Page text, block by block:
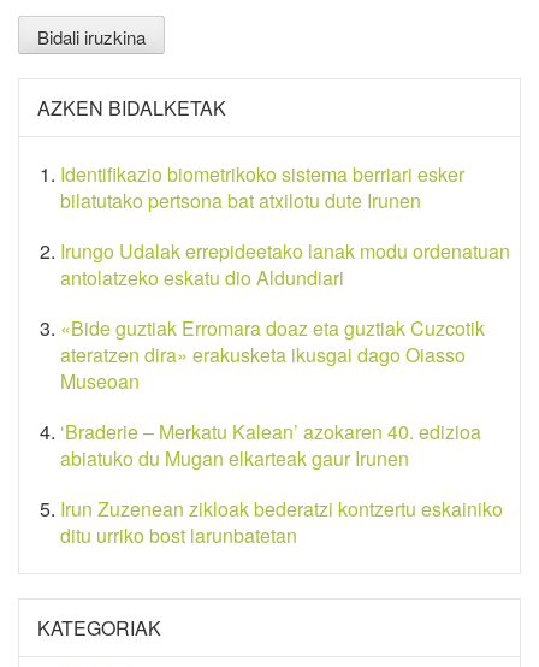
AZKEN BIDALKETAK
Identifikazio biometrikoko sistema berriari esker
bilatutako pertsona bat atxilotu dute Irunen
Irungo Udalak errepideetako lanak modu ordenatuan
antolatzeko eskatu dio Aldundiari
«Bide guztiak Erromara doaz eta guztiak Cuzcotik
ateratzen dira» erakusketa ikusgai dago Oiasso
Museoan
‘Braderie – Merkatu Kalean’ azokaren 40. edizioa
abiatuko du Mugan elkarteak gaur Irunen
Irun Zuzenean zikloak bederatzi kontzertu eskainiko
ditu urriko bost larunbatetan
KATEGORIAK